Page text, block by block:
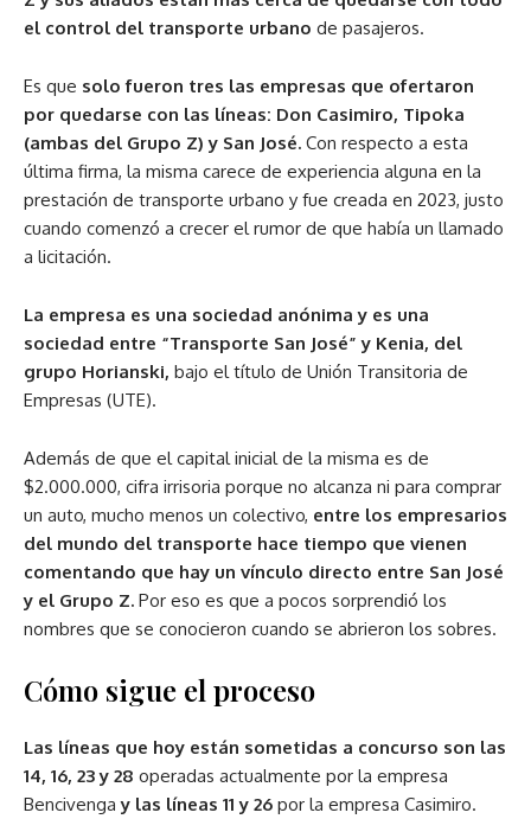
el control del transporte urbano de pasajeros.
Es que solo fueron tres las empresas que ofertaron
por quedarse con las líneas: Don Casimiro, Tipoka
(ambas del Grupo Z) y San José. Con respecto a esta
última firma, la misma carece de experiencia alguna en la
prestación de transporte urbano y fue creada en 2023, justo
cuando comenzó a crecer el rumor de que había un llamado
a licitación.
La empresa es una sociedad anónima y es una
sociedad entre “Transporte San José” y Kenia, del
grupo Horianski, bajo el título de Unión Transitoria de
Empresas (UTE).
Además de que el capital inicial de la misma es de
$2.000.000, cifra irrisoria porque no alcanza ni para comprar
un auto, mucho menos un colectivo, entre los empresarios
del mundo del transporte hace tiempo que vienen
comentando que hay un vínculo directo entre San José
y el Grupo Z. Por eso es que a pocos sorprendió los
nombres que se conocieron cuando se abrieron los sobres.
Cómo sigue el proceso
Las líneas que hoy están sometidas a concurso son las
14, 16, 23 y 28 operadas actualmente por la empresa
Bencivenga y las líneas 11 y 26 por la empresa Casimiro.